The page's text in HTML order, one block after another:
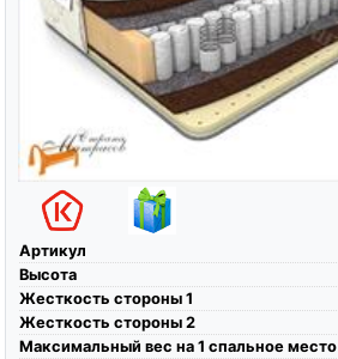
Артикул
Высота
Жесткость стороны 1
Жесткость стороны 2
Максимальный вес на 1 спальное место